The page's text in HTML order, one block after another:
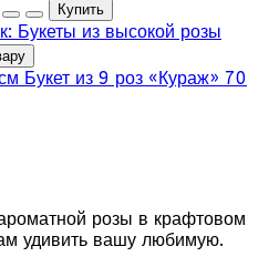
Букеты из высокой розы
Букет из 9 роз «Кураж» 70
розы в крафтовом
удивить вашу любимую.